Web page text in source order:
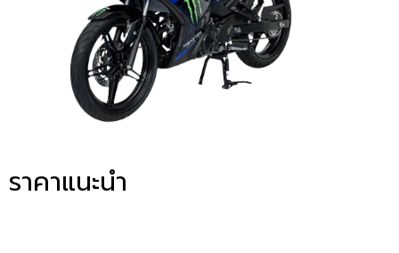
ราคาแนะนำ